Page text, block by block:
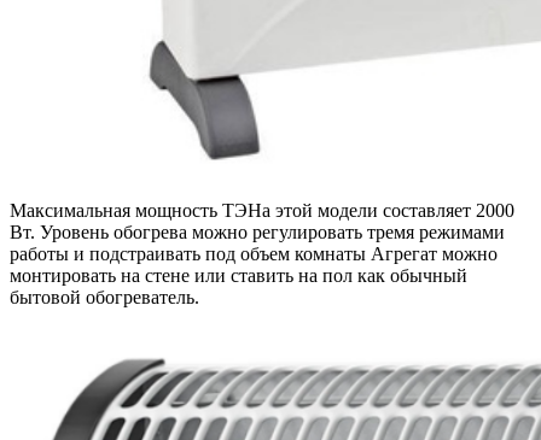
Максимальная мощность ТЭНа этой модели составляет 2000
Вт. Уровень обогрева можно регулировать тремя режимами
работы и подстраивать под объем комнаты Агрегат можно
монтировать на стене или ставить на пол как обычный
бытовой обогреватель.